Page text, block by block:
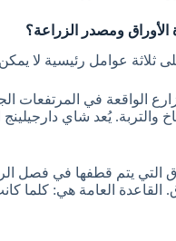
ومصدر الزراعة؟
ثلاثة عوامل رئيسية لا يمكن
الواقعة في المرتفعات
والتربة. يُعد شاي
القاعدة العامة هي: